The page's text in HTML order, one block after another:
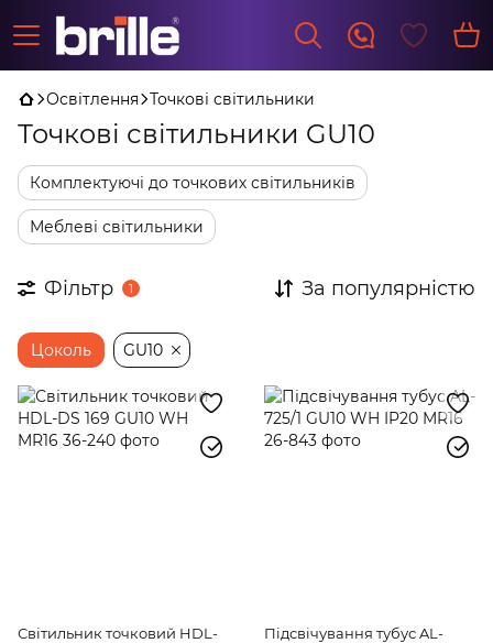
Освітлення Точкові світильники
Точкові світильники GU10
Комплектуючі до точкових світильників
Меблеві світильники
Фільтр 1 За популярністю
Цоколь GU10
Світильник точковий HDL-
Підсвічування тубус AL-